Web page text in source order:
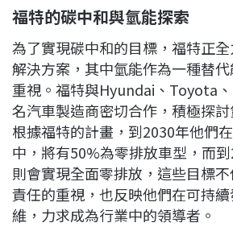
福特的碳中和與氫能探索
為了實現碳中和的目標，福特正
解決方案，其中氫能作為一種替
重視。福特與Hyundai、Toyota
名汽車製造商密切合作，積極探討
根據福特的計畫，到2030年他們
中，將有50%為零排放車型，而
則會實現全面零排放，這些目標
責任的重視，也反映他們在可持
維，力求成為行業中的領導者。